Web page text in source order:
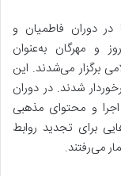
دوران فاطمیان و
و مهرگان به‌عنوان
برگزار می‌شدند. این
شدند. در دوران
و محتوای مذهبی
برای تجدید روابط
می‌رفتند.